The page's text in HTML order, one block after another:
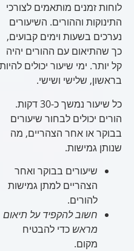
לוחות זמנים מותאמים לצורכי
התינוקות וההורים. השיעורים
נערכים בשעות וימים קבועים,
כך שהתיאום עם ההורים יהיה
קל יותר. ימי שיעור יכולים להיות
בראשון, שלישי ושישי.
כל שיעור נמשך כ-30 דקות.
הורים יכולים לבחור שיעורים
בבוקר או אחר הצהריים, מה
שנותן גמישות.
שיעורים בבוקר ואחר
הצהריים למתן גמישות
להורים.
חשוב להקפיד על תיאום
מראשכדי להבטיח
מקום.